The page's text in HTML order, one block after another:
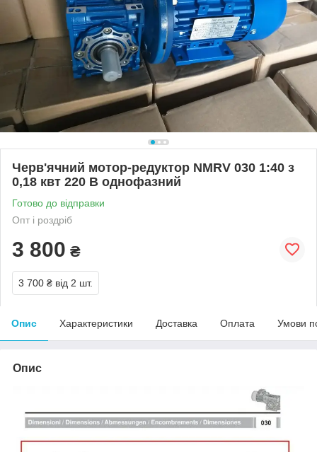
Черв'ячний мотор-редуктор NMRV 030 1:40 з
0,18 квт 220 В однофазний
Готово до відправки
Опт і роздріб
3 800 ₴
3 700 ₴ від 2 шт.
Опис Характеристики Доставка Оплата Умови
Опис